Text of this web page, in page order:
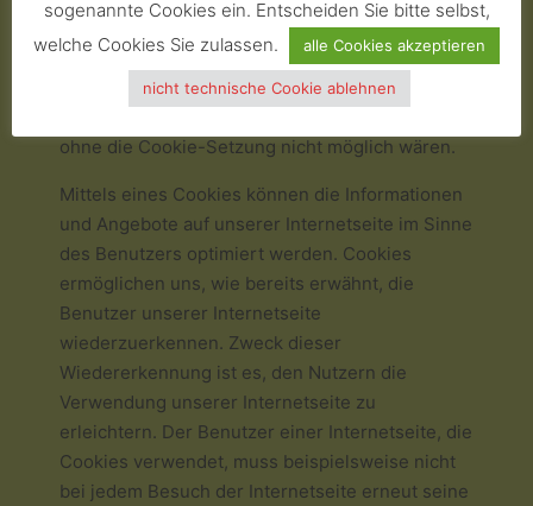
Durch den Einsatz von Cookies kann die
dieAgentur – Handelsagentur Wagner & Pickel
GdbR den Nutzern dieser Internetseite
ohne die Cookie-Setzung nicht möglich wären.
Mittels eines Cookies können die Informationen
und Angebote auf unserer Internetseite im Sinne
des Benutzers optimiert werden. Cookies
ermöglichen uns, wie bereits erwähnt, die
Benutzer unserer Internetseite
wiederzuerkennen. Zweck dieser
Wiedererkennung ist es, den Nutzern die
Verwendung unserer Internetseite zu
erleichtern. Der Benutzer einer Internetseite, die
Cookies verwendet, muss beispielsweise nicht
bei jedem Besuch der Internetseite erneut seine
sogenannte Cookies ein. Entscheiden Sie bitte selbst,
welche Cookies Sie zulassen.
alle Cookies akzeptieren
nicht technische Cookie ablehnen